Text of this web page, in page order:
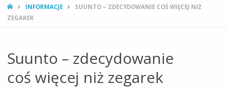
STRONA
GŁÓWNA
INFORMACJE
SUUNTO – ZDECYDOWANIE COŚ WIĘCEJ NIŻ
ZEGAREK
Suunto – zdecydowanie
coś więcej niż zegarek